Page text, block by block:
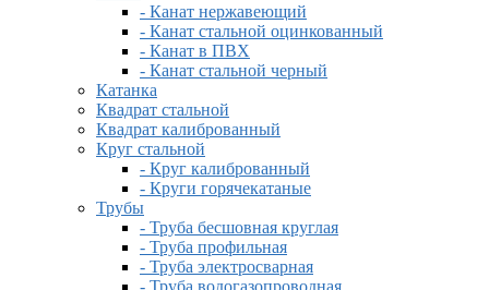
- Канат нержавеющий
- Канат стальной оцинкованный
- Канат в ПВХ
- Канат стальной черный
Катанка
Квадрат стальной
Квадрат калиброванный
Круг стальной
- Круг калиброванный
- Круги горячекатаные
Трубы
- Труба бесшовная круглая
- Труба профильная
- Труба электросварная
- Труба водогазопроводная